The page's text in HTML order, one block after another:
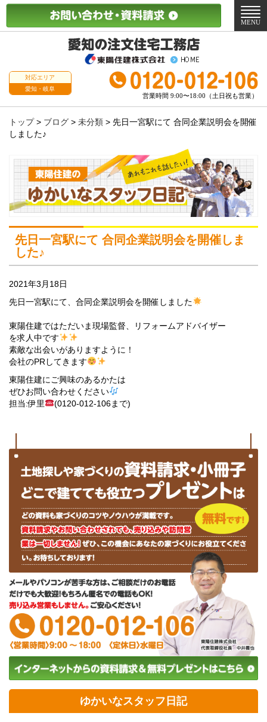
対応エリア
愛知・岐阜
営業時間 9:00〜18:00（土日祝も営業）
メ
ニ
MENU
トップ> ブログ > 未分類 > 先日一宮駅にて 合同企業説明会を開催
しました♪
先日一宮駅にて 合同企業説明会を開催しま
した♪
2021年3月18日
先日一宮駅にて、合同企業説明会を開催しました
東陽住建ではただいま現場監督、リフォームアドバイザー
を求人中です
素敵な出会いがありますように！
会社のPRしてきます
東陽住建にご興味のあるかたは
ぜひお問い合わせください
担当:伊里
(0120-012-106まで)
ゆかいなスタッフ日記